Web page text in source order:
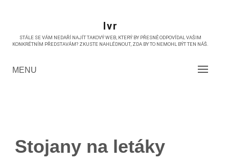
Ivr
STÁLE SE VÁM NEDAŘÍ NAJÍT TAKOVÝ WEB, KTERÝ BY PŘESNĚ ODPOVÍDAL VAŠIM
KONKRÉTNÍM PŘEDSTAVÁM? ZKUSTE NAHLÉDNOUT, ZDA BY TO NEMOHL BÝT TEN NÁŠ.
MENU
Stojany na letáky